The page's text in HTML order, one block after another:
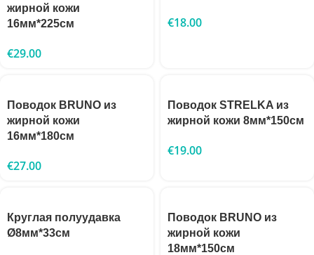
жирной кожи
16мм*225см
€29.00
€18.00
Поводок BRUNO из
жирной кожи
16мм*180см
€27.00
Поводок STRELKA из
жирной кожи 8мм*150см
€19.00
Круглая полуудавка
Ø8мм*33см
Поводок BRUNO из
жирной кожи
18мм*150см